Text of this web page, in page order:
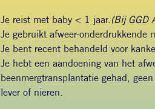
Je reist met baby < 1 jaar.(Bij GGD
Je gebruikt afweer-onderdrukkende
Je bent recent behandeld voor
Je hebt een aandoening van het
beenmergtransplantatie gehad,
lever of nieren.